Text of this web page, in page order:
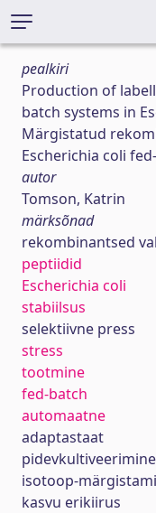
pealkiri
Production of
batch systems in
Märgistatud
Escherichia coli
autor
Tomson, Katrin
märksõnad
rekombinantsed
peptiidid
Escherichia coli
stabiilsus
selektiivne press
stress
tootmine
fed-batch
automaatne
adaptastaat
pidevkultiveerimine
isotoop-
kasvu erikiirus